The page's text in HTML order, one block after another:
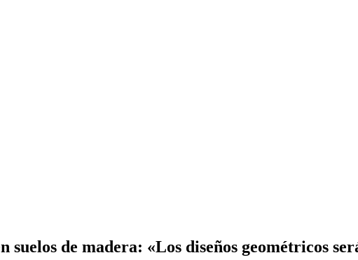
suelos de madera: «Los diseños geométricos